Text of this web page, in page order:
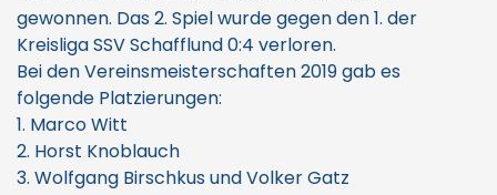
gewonnen. Das 2. Spiel wurde gegen den 1. der
Kreisliga SSV Schafflund 0:4 verloren.
Bei den Vereinsmeisterschaften 2019 gab es
folgende Platzierungen:
1. Marco Witt
2. Horst Knoblauch
3. Wolfgang Birschkus und Volker Gatz